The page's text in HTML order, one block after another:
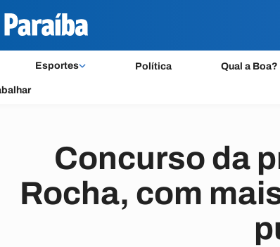
Esportes Política Qual a Boa?
Concurso da
Rocha, com